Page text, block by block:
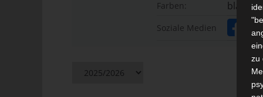
Farben: blau-
Soziale Medien
zu